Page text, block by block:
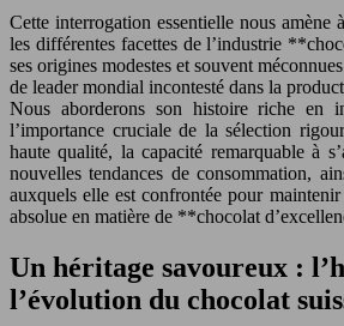
Cette interrogation essentielle nous amène
les différentes facettes de l’industrie
ses origines modestes et souvent
de leader mondial incontesté dans la
Nous aborderons son histoire riche en
l’importance cruciale de la sélection
haute qualité, la capacité remarquable à
nouvelles tendances de consommation,
auxquels elle est confrontée pour
absolue en matière de **chocolat
Un héritage savoureux :
l’évolution du chocolat